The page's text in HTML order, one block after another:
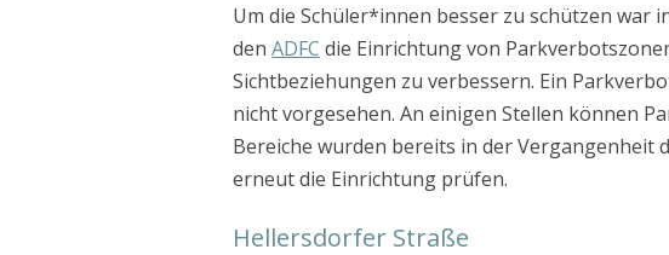
Um die Schüler*innen besser zu schützen war
den ADFC die Einrichtung von
Sichtbeziehungen zu verbessern. Ein
nicht vorgesehen. An einigen Stellen können
Bereiche wurden bereits in der Vergangenheit
erneut die Einrichtung prüfen.
Hellersdorfer Straße